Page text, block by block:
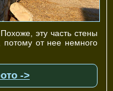
эту часть стены
потому от нее немного
->